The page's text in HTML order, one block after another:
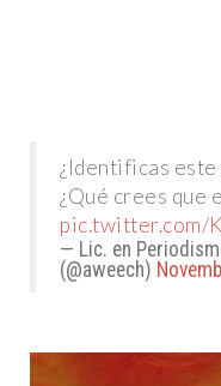
¿Identificas este
¿Qué crees que
pic.twitter.com/
— Lic. en
(@aweech)